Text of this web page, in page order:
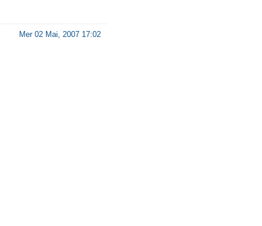
Mer 02 Mai, 2007 17:02